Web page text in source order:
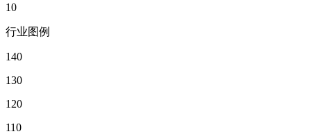
10
行业图例
140
130
120
110